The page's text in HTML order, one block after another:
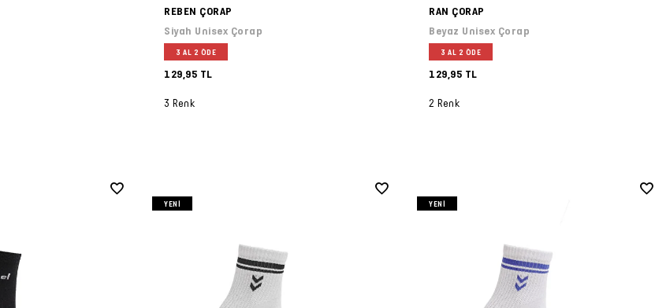
REBEN ÇORAP
Siyah Unisex Çorap
3 AL 2 ÖDE
129,95 TL
3 Renk
RAN ÇORAP
Beyaz Unisex Çorap
3 AL 2 ÖDE
129,95 TL
2 Renk
YENI YENI